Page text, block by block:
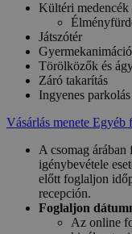
Kültéri medencék
Játszótér
Törölközők és
Záró takarítás
Ingyenes
Vásárlás menete Egyéb
A csomag
igénybevétele
előtt foglaljon
recepción.
Foglaljon
Az online